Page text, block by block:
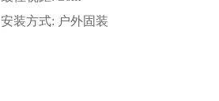
安装方式: 户外固装